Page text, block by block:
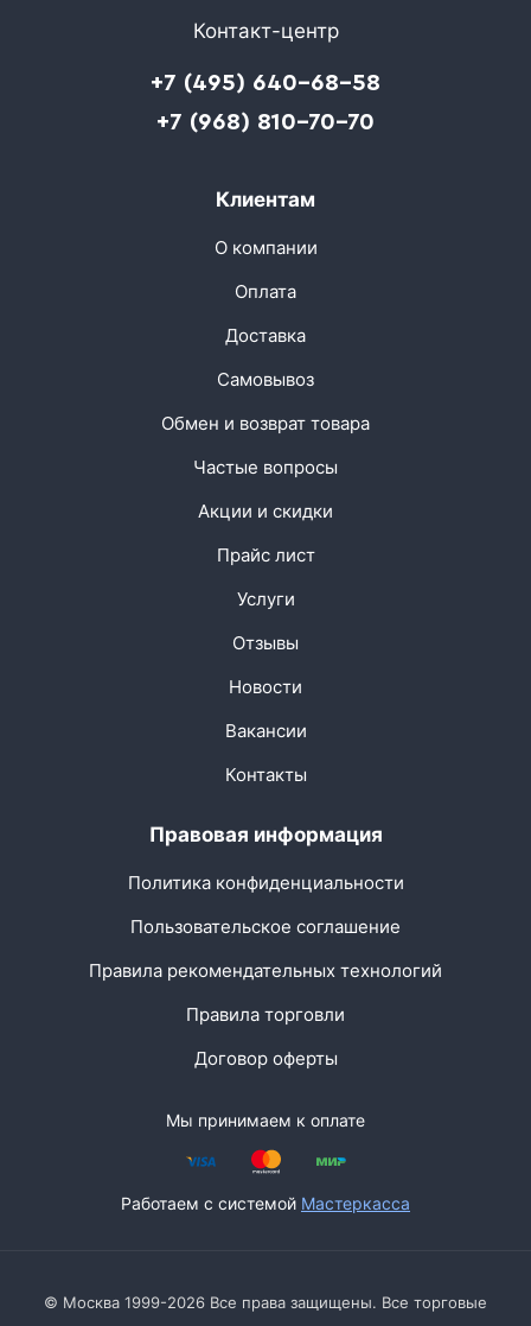
Контакт-центр
+7 (495) 640-68-58
+7 (968) 810-70-70
Клиентам
О компании
Оплата
Доставка
Самовывоз
Обмен и возврат товара
Частые вопросы
Акции и скидки
Прайс лист
Услуги
Отзывы
Новости
Вакансии
Контакты
Правовая информация
Политика конфиденциальности
Пользовательское соглашение
Правила рекомендательных технологий
Правила торговли
Договор оферты
Мы принимаем к оплате
Работаем с системой Мастеркасса
© Москва 1999-2026 Все права защищены. Все торговые